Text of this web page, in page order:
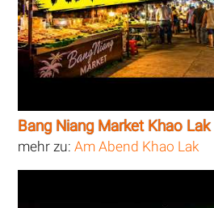
Bang Niang Market Khao Lak
mehr zu:Am Abend Khao Lak